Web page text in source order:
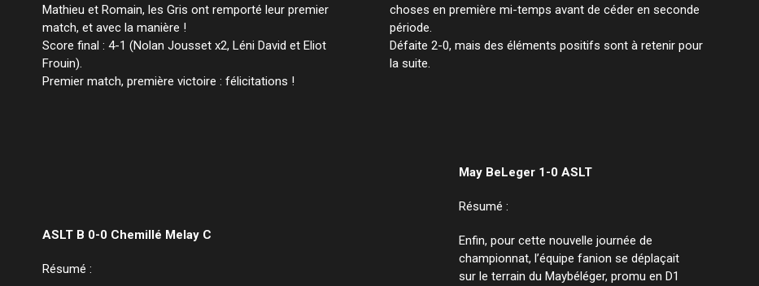
Mathieu et Romain, les Gris ont remporté leur premier
match, et avec la manière !
Score final : 4-1 (Nolan Jousset x2, Léni David et Eliot
Frouin).
Premier match, première victoire : félicitations !
choses en première mi-temps avant de céder en seconde
période.
Défaite 2-0, mais des éléments positifs sont à retenir pour
la suite.
ASLT B 0-0 Chemillé Melay C
Résumé :
May BeLeger 1-0 ASLT
Résumé :
Enfin, pour cette nouvelle journée de
championnat, l’équipe fanion se déplaçait
sur le terrain du Maybéléger, promu en D1